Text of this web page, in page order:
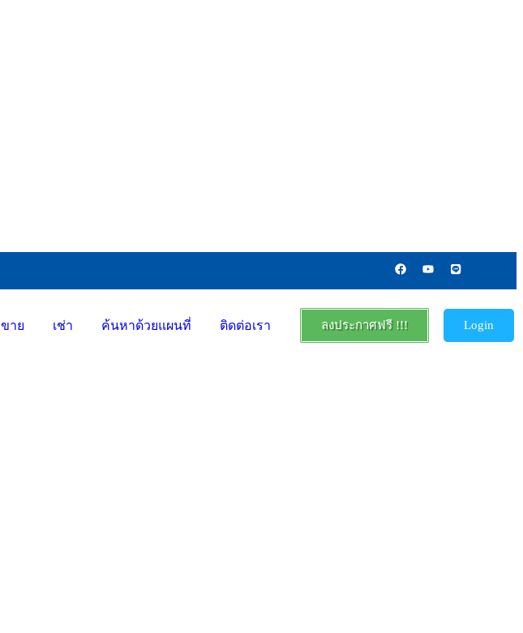
ขาย เช่า ค้นหาด้วยแผนที่ ติดต่อเรา ลงประกาศฟรี !!! Login